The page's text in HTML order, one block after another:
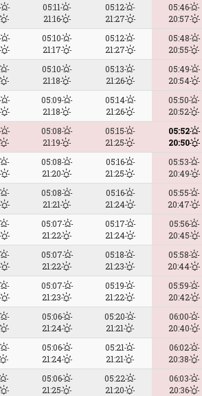
05:11
21:16
05:12
21:27
05:46
20:57
05:10
21:17
05:12
21:27
05:48
20:55
05:10
21:18
05:13
21:26
05:49
20:54
05:09
21:18
05:14
21:26
05:50
20:52
05:08
21:19
05:15
21:25
05:52
20:50
05:08
21:20
05:16
21:25
05:53
20:49
05:08
21:21
05:16
21:24
05:55
20:47
05:07
21:22
05:17
21:24
05:56
20:45
05:07
21:22
05:18
21:23
05:58
20:44
05:07
21:23
05:19
21:22
05:59
20:42
05:06
21:24
05:20
21:21
06:00
20:40
05:06
21:24
05:21
21:21
06:02
20:38
05:06
21:25
05:22
21:20
06:03
20:36